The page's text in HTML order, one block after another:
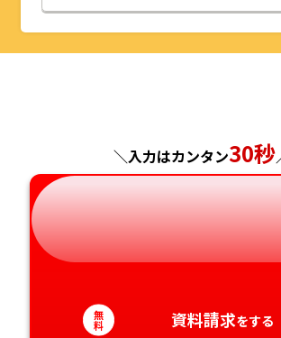
山形県
千葉県
福井県
岐阜県
静岡県
京都府
奈良県
和歌山県
島根県
徳島県
福岡県
大分県
＼入力はカンタン30秒
無
料 資料請求をする